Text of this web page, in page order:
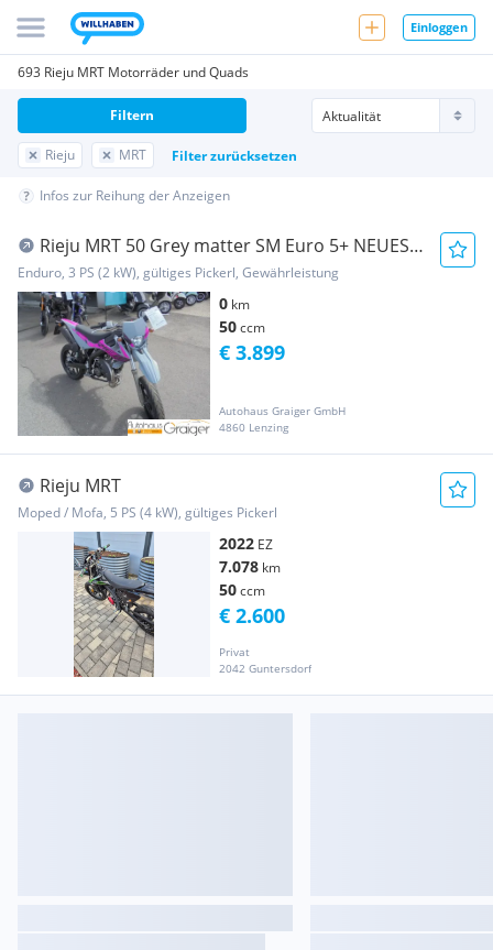
Einloggen
693 Rieju MRT Motorräder und Quads
Rieju MRT Filter zurücksetzen
Filtern
Infos zur Reihung der Anzeigen
Rieju MRT 50 Grey matter SM Euro 5+ NEUES
MODELL
Enduro, 3 PS (2 kW), gültiges Pickerl, Gewährleistung
0 km
50ccm
Autohaus Graiger GmbH
4860 Lenzing
€ 3.899
Rieju MRT
Moped / Mofa, 5 PS (4 kW), gültiges Pickerl
2022 EZ
7.078 km
50ccm
Privat
2042 Guntersdorf
€ 2.600